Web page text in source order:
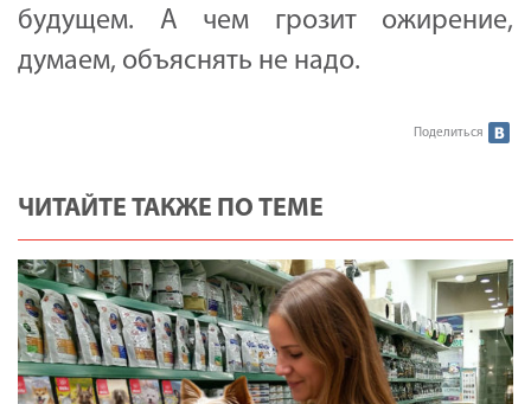
будущем. А чем грозит ожирение,
думаем, объяснять не надо.
Поделиться
ЧИТАЙТЕ ТАКЖЕ ПО ТЕМЕ